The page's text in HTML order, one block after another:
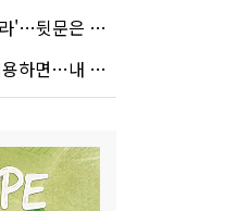
문은 열었다
간병보험은?